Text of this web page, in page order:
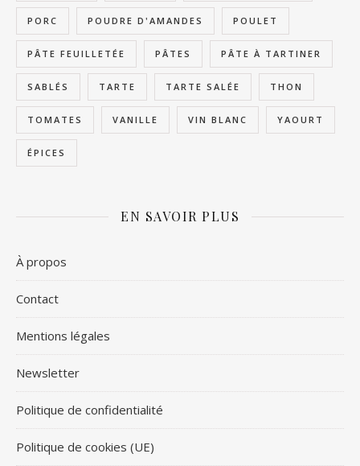
PORC POUDRE D'AMANDES POULET
PÂTE FEUILLETÉE PÂTES PÂTE À TARTINER
SABLÉS TARTE TARTE SALÉE THON
TOMATES VANILLE VIN BLANC YAOURT
ÉPICES
EN SAVOIR PLUS
À propos
Contact
Mentions légales
Newsletter
Politique de confidentialité
Politique de cookies (UE)